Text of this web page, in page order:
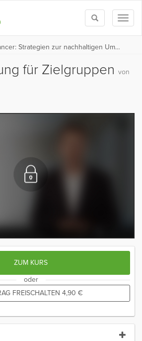
Toggle
search
Erfolgreich als Freelancer: Strategien zur nachhaltigen Umsatzsteigerung
für Zielgruppen von
ZUM KURS
oder
FREISCHALTEN 4,90 €